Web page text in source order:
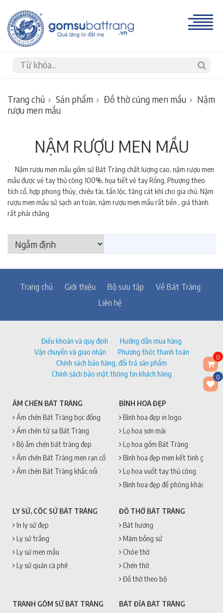
0
0
Trang chủ Sản phẩm Đồ thờ cúng men mầu
Nậm
rượu men mầu
NẬM RƯỢU MEN MẦU
Nậm rượu men mầu gốm sứ Bát Tràng chất lượng cao, nậm rượu men
mầu được vẽ tay thủ công 100%, họa tiết vẽ tay Rồng, Phượng theo
tích cổ, hợp phong thủy, chiêu tài, tấn lộc, tăng cát khí cho gia chủ. Nậm
rượu men mầu sứ sạch an toàn, nậm rượu men mầu rất bền , giá thành
rất phải chăng
Trang chủ Giới thiệu Bộ sưu tập
Về Bát Tràng
Liên hệ
Điều khoản và quy định
Hướng dẫn mua hàng
Vận chuyển và giao nhận
Phương thức thanh toán
Chính sách bảo hàng, đổi trả sản phẩm
Chính sách bảo mật thông tin khách hàng
ẤM CHÉN BÁT TRÀNG
Ấm chén Bát Tràng bọc đồng
Ấm chén tử sa Bát Tràng
Bộ ấm chén bát tràng đẹp
Ấm chén Bát Tràng men rạn cổ
Ấm chén Bát Tràng khắc nổi
BÌNH HOA ĐẸP
Bình hoa đẹp in logo
Lọ hoa sơn mài
Lọ hoa gốm Bát Tràng
Bình hoa đẹp men kết tinh gốm
Lọ hoa vuốt tay thủ công
Bình hoa đẹp để phòng khách
LY SỨ, CỐC SỨ BÁT TRÀNG
In ly sứ đẹp
Ly sứ trắng
Ly sứ men mầu
Ly sứ quán cà phê
ĐỒ THỜ BÁT TRÀNG
Bát hương
Mâm bồng sứ
Chóe thờ
Chén thờ
Đồ thờ theo bộ
TRANH GỐM SỨ BÁT TRÀNG
BÁT ĐĨA BÁT TRÀNG